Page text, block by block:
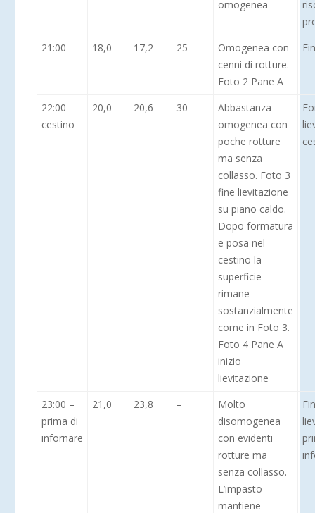
omogenea
21:00
18,0 17,2 25
Omogenea con
cenni di rotture.
Foto 2 Pane A
22:00 –
cestino
20,0 20,6 30
Abbastanza
omogenea con
poche rotture
ma senza
collasso. Foto 3
fine lievitazione
su piano caldo.
Dopo formatura
e posa nel
cestino la
superficie
rimane
sostanzialmente
come in Foto 3.
Foto 4 Pane A
inizio
lievitazione
23:00 –
prima di
infornare
21,0 23,8 –
Molto
disomogenea
con evidenti
rotture ma
senza collasso.
L’impasto
mantiene